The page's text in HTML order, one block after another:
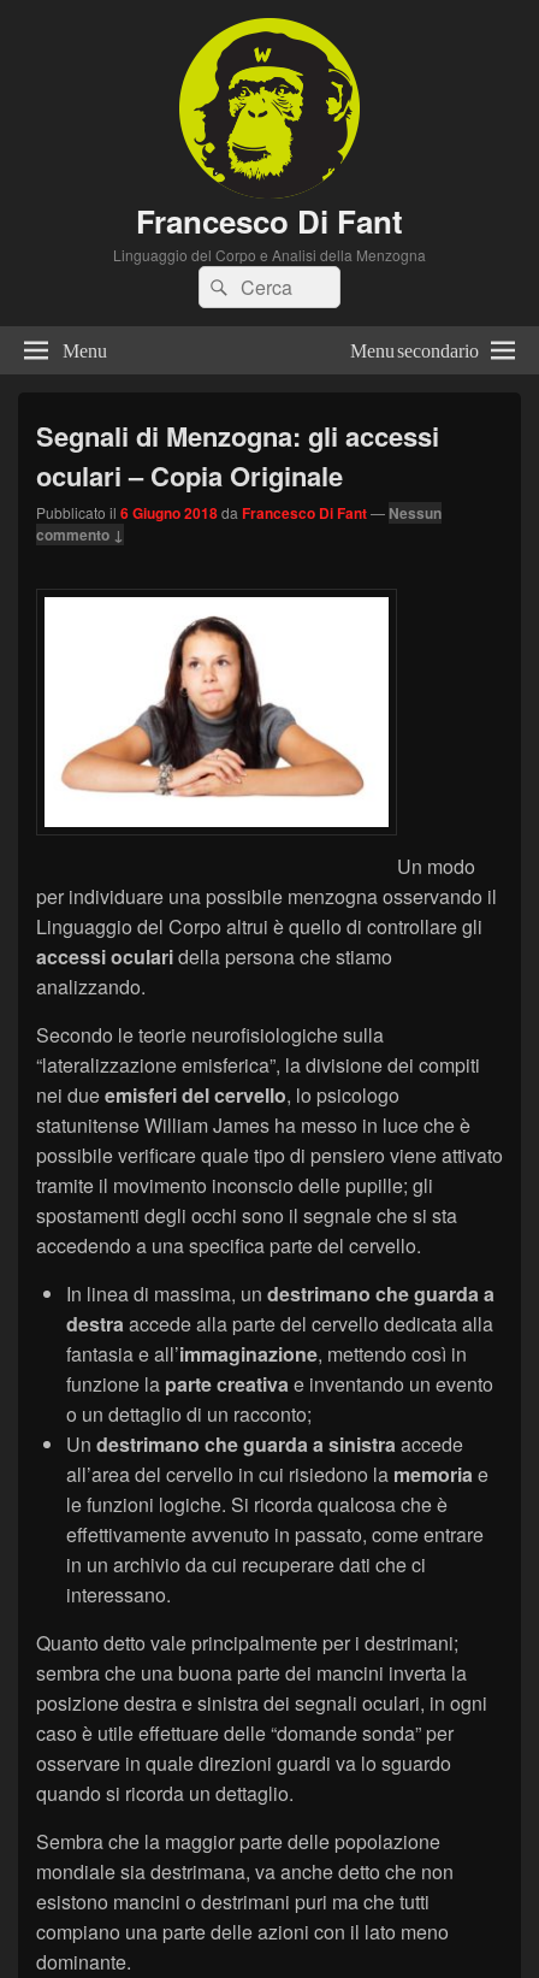
Francesco Di Fant
Linguaggio del Corpo e Analisi della Menzogna
Cerca:Cerca
Menu Menu secondario
Segnali di Menzogna: gli accessi
oculari – Copia Originale
Pubblicato il 6 Giugno 2018da Francesco Di Fant— Nessun
commento ↓
Un modo
per individuare una possibile menzogna osservando il
Linguaggio del Corpo altrui è quello di controllare gli
accessi ocularidella persona che stiamo
analizzando.
Secondo le teorie neurofisiologiche sulla
“lateralizzazione emisferica”, la divisione dei compiti
nei dueemisferi del cervello, lo psicologo
statunitense William James ha messo in luce che è
possibile verificare quale tipo di pensiero viene attivato
tramite il movimento inconscio delle pupille; gli
spostamenti degli occhi sono il segnale che si sta
accedendo a una specifica parte del cervello.
In linea di massima, un destrimano che guarda a
destraaccede alla parte del cervello dedicata alla
fantasia e all’immaginazione, mettendo così in
funzione la parte creativae inventando un evento
o un dettaglio di un racconto;
Un destrimano che guarda a sinistraaccede
all’area del cervello in cui risiedono la memoriae
le funzioni logiche. Si ricorda qualcosa che è
effettivamente avvenuto in passato, come entrare
in un archivio da cui recuperare dati che ci
interessano.
Quanto detto vale principalmente per i destrimani;
sembra che una buona parte dei mancini inverta la
posizione destra e sinistra dei segnali oculari, in ogni
caso è utile effettuare delle “domande sonda” per
osservare in quale direzioni guardi va lo sguardo
quando si ricorda un dettaglio.
Sembra che la maggior parte delle popolazione
mondiale sia destrimana, va anche detto che non
esistono mancini o destrimani puri ma che tutti
compiano una parte delle azioni con il lato meno
dominante.